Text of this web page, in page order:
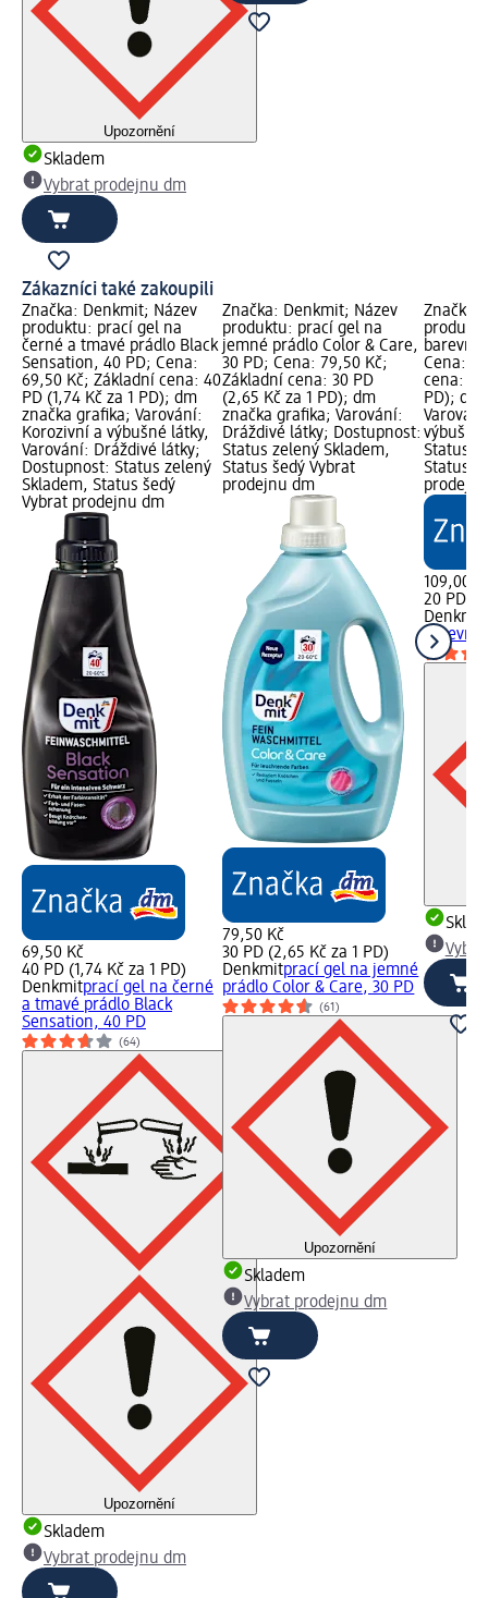
Upozornění
Skladem
Vybrat prodejnu dm
Zákazníci také zakoupili
Značka: Denkmit; Název
produktu: prací gel na
černé a tmavé prádlo Black
Sensation, 40 PD; Cena:
69,50 Kč; Základní cena: 40
PD (1,74 Kč za 1 PD); dm
značka grafika; Varování:
Korozivní a výbušné látky,
Varování: Dráždivé látky;
Dostupnost: Status zelený
Skladem, Status šedý
Vybrat prodejnu dm
69,50 Kč
40 PD (1,74 Kč za 1 PD)
Denkmitprací gel na černé
a tmavé prádlo Black
Sensation, 40 PD
(64)
Upozornění
Skladem
Vybrat prodejnu dm
Značka: Denkmit; Název
produktu: prací gel na
jemné prádlo Color & Care,
30 PD; Cena: 79,50 Kč;
Základní cena: 30 PD
(2,65 Kč za 1 PD); dm
značka grafika; Varování:
Dráždivé látky; Dostupnost:
Status zelený Skladem,
Status šedý Vybrat
prodejnu dm
79,50 Kč
30 PD (2,65 Kč za 1 PD)
Denkmitprací gel na jemné
prádlo Color & Care, 30 PD
(61)
Upozornění
Skladem
Vybrat prodejnu dm
Značka:
barevné
Cena:
cena: 20
PD);
Status
Status
109,00
20 PD
Denkmit
barevné